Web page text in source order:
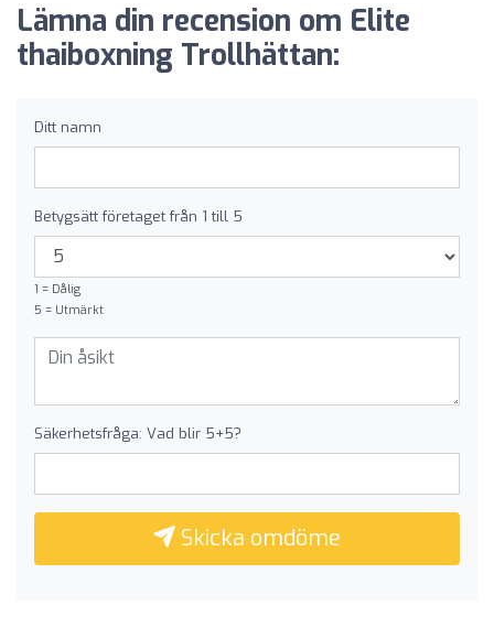
Lämna din recension om Elite
thaiboxning Trollhättan:
Ditt namn
Betygsätt företaget från 1 till 5
1 = Dålig
5 = Utmärkt
Säkerhetsfråga: Vad blir 5+5?
Skicka omdöme